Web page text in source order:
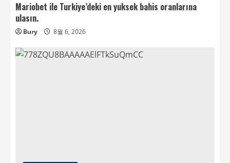
Mariobet ile Turkiye’deki en yuksek bahis oranlarına
ulasın.
Bury 8월 6, 2026